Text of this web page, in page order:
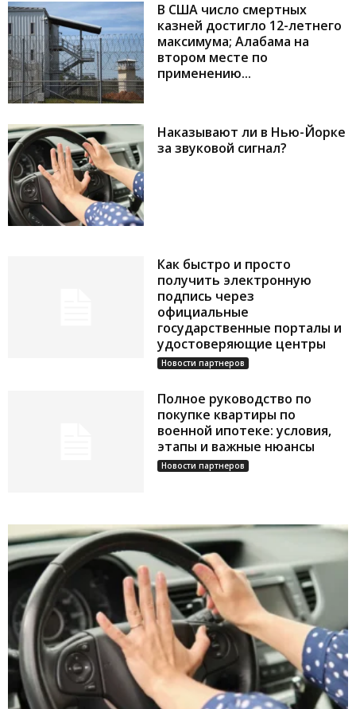
В США число смертных
казней достигло 12-летнего
максимума; Алабама на
втором месте по
применению...
Наказывают ли в Нью-Йорке
за звуковой сигнал?
Как быстро и просто
получить электронную
подпись через
официальные
государственные порталы и
удостоверяющие центры
Новости партнеров
Полное руководство по
покупке квартиры по
военной ипотеке: условия,
этапы и важные нюансы
Новости партнеров